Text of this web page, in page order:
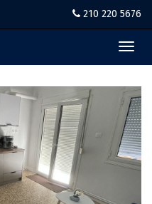
210 220 5676